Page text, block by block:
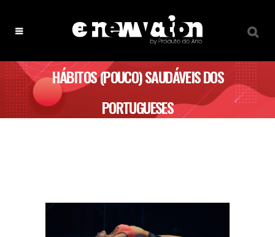
HÁBITOS (POUCO) SAUDÁVEIS DOS
PORTUGUESES